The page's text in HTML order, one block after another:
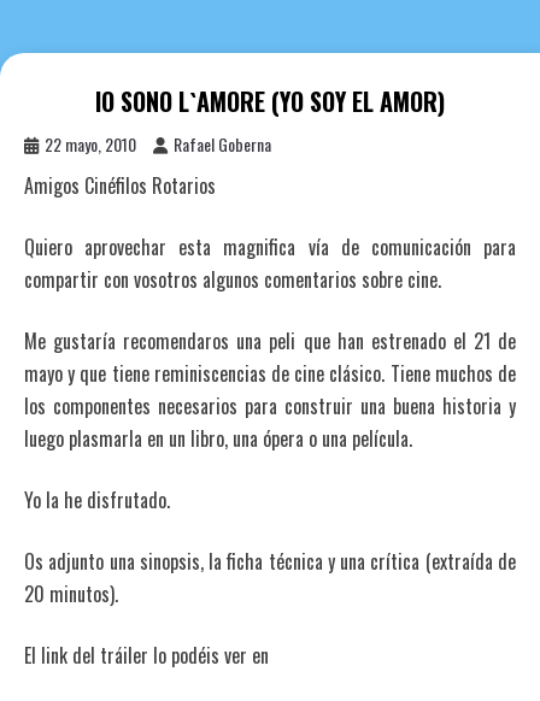
IO SONO L`AMORE (YO SOY EL AMOR)
22 mayo, 2010 Rafael Goberna
Amigos Cinéfilos Rotarios
Quiero aprovechar esta magnifica vía de comunicación para
compartir con vosotros algunos comentarios sobre cine.
Me gustaría recomendaros una peli que han estrenado el 21 de
mayo y que tiene reminiscencias de cine clásico. Tiene muchos de
los componentes necesarios para construir una buena historia y
luego plasmarla en un libro, una ópera o una película.
Yo la he disfrutado.
Os adjunto una sinopsis, la ficha técnica y una crítica (extraída de
20 minutos).
El link del tráiler lo podéis ver en